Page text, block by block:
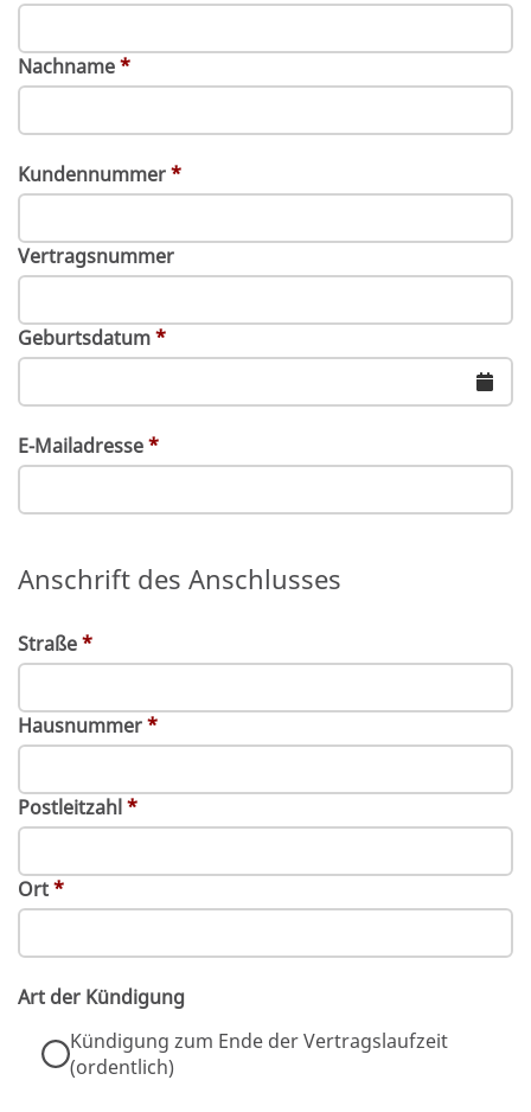
Nachname*
Kundennummer*
Vertragsnummer
Geburtsdatum*
E-Mailadresse*
Anschrift des Anschlusses
Straße*
Hausnummer*
Postleitzahl*
Ort*
Art der Kündigung
Kündigung zum Ende der Vertragslaufzeit
(ordentlich)